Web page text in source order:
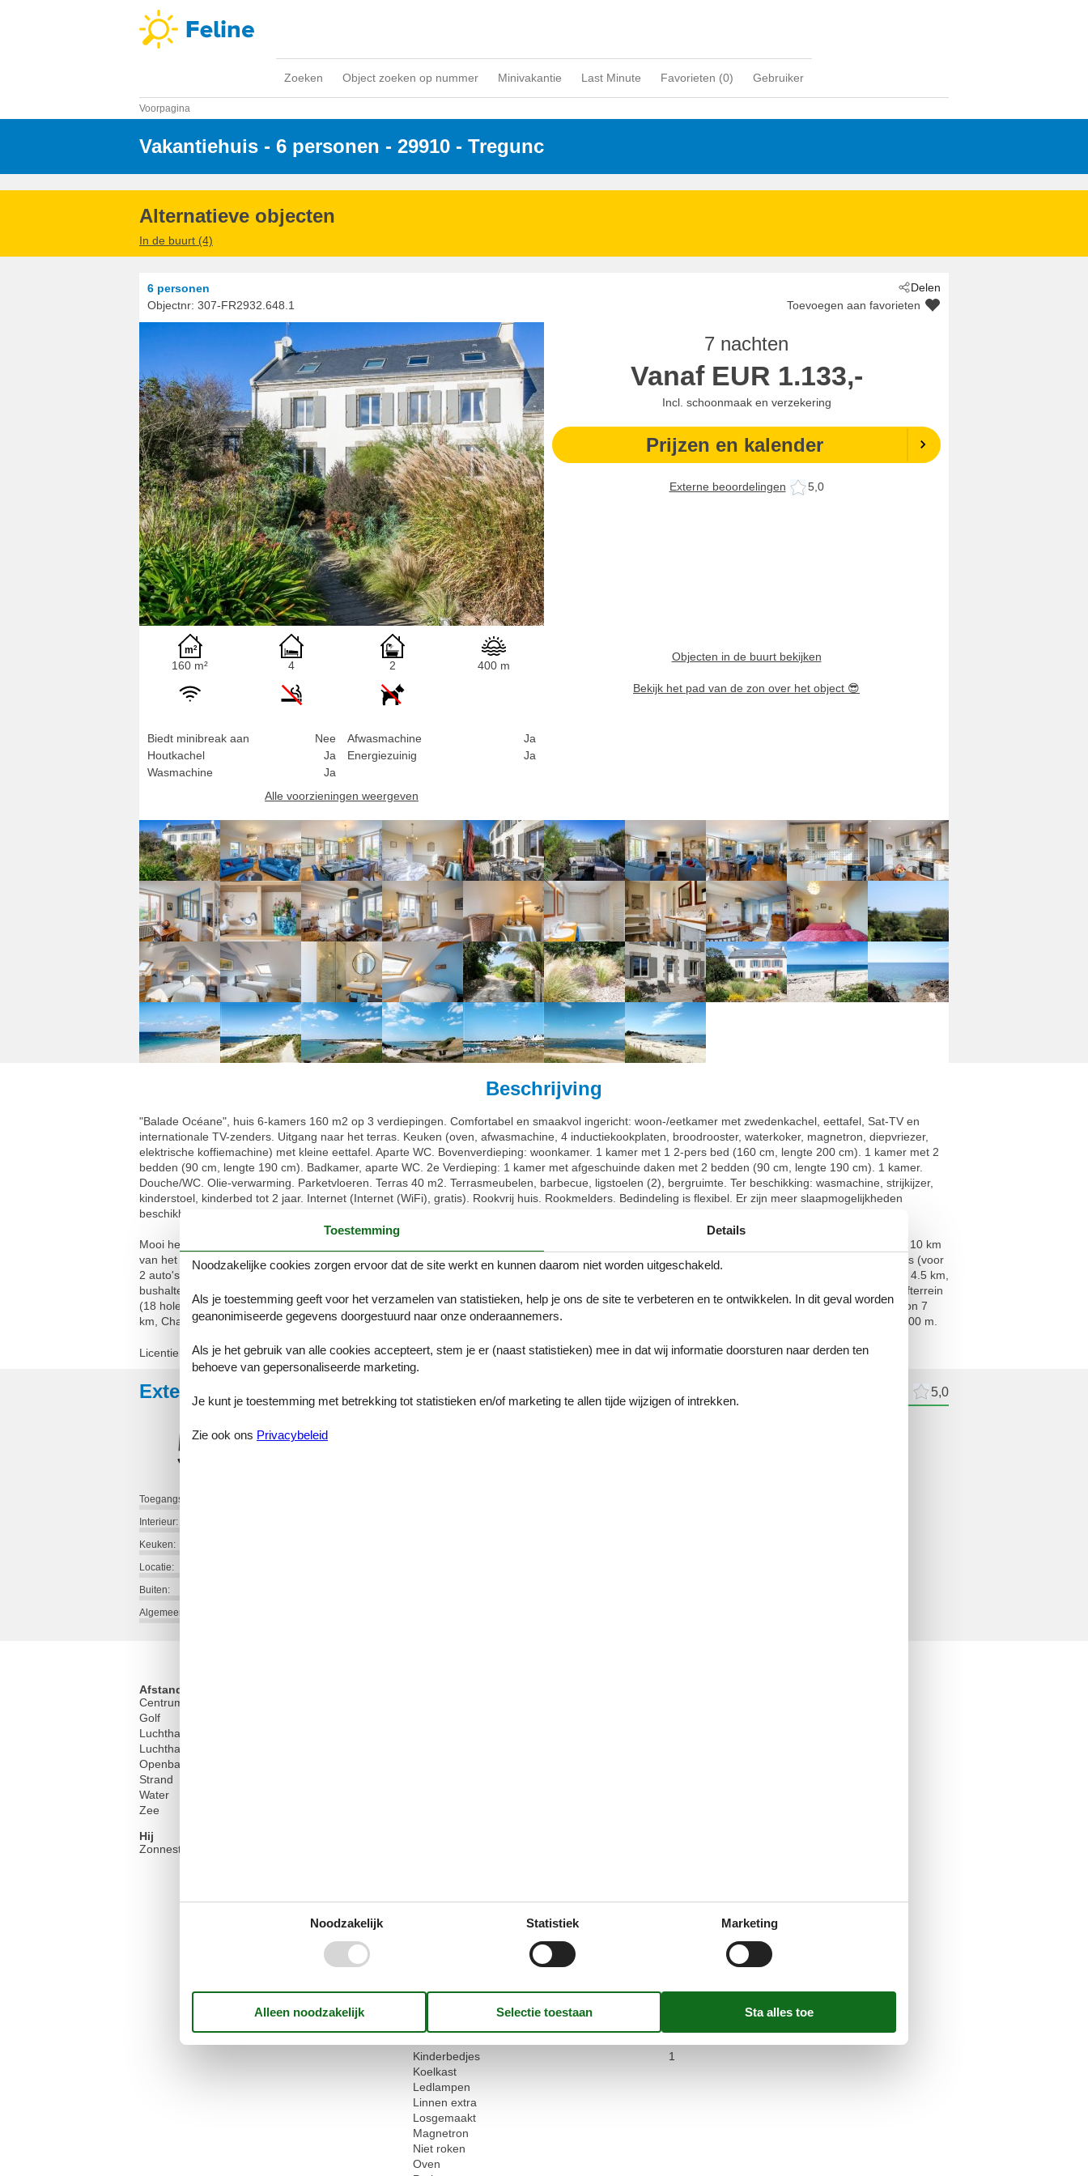
Zoeken Object zoeken op nummer Minivakantie Last Minute Favorieten (0) Gebruiker
Voorpagina
Vakantiehuis - 6 personen - 29910 - Tregunc
Alternatieve objecten
In de buurt (4)
Delen
6 personen
Objectnr: 307-FR2932.648.1 Toevoegen aan favorieten
7 nachten
Vanaf EUR 1.133,-
Incl. schoonmaak en verzekering
Prijzen en kalender
Externe beoordelingen 5,0
160 m² 4 2 400 m
Biedt minibreak aan
Nee
Houtkachel
Ja
Wasmachine
Ja
Afwasmachine
Ja
Energiezuinig
Ja
Alle voorzieningen weergeven
Objecten in de buurt bekijken
Bekijk het pad van de zon over het object 😎
Beschrijving
"Balade Océane", huis 6-kamers 160 m2 op 3 verdiepingen. Comfortabel en smaakvol ingericht: woon-/eetkamer met zwedenkachel, eettafel, Sat-TV en
internationale TV-zenders. Uitgang naar het terras. Keuken (oven, afwasmachine, 4 inductiekookplaten, broodrooster, waterkoker, magnetron, diepvriezer,
elektrische koffiemachine) met kleine eettafel. Aparte WC. Bovenverdieping: woonkamer. 1 kamer met 1 2-pers bed (160 cm, lengte 200 cm). 1 kamer met 2
bedden (90 cm, lengte 190 cm). Badkamer, aparte WC. 2e Verdieping: 1 kamer met afgeschuinde daken met 2 bedden (90 cm, lengte 190 cm). 1 kamer.
Douche/WC. Olie-verwarming. Parketvloeren. Terras 40 m2. Terrasmeubelen, barbecue, ligstoelen (2), bergruimte. Ter beschikking: wasmachine, strijkijzer,
kinderstoel, kinderbed tot 2 jaar. Internet (Internet (WiFi), gratis). Rookvrij huis. Rookmelders. Bedindeling is flexibel. Er zijn meer slaapmogelijkheden
beschikbaar dan het maximaal toegestane aantal personen dat echter niet mag worden overschreden. 92913470800015
Mooi herenhuis "Balade Océane", aangebouwd, uit de 19e eeuw, gerenoveerd in 2018. In het gehucht Kerdallé, 4.5 km van het centrum van Trégunc, 10 km
van het centrum van Concarneau, 400 m van zee, 400 m van het strand. Voor alleengebruik: terrein 300 m2, verzorgde tuin met planten, parkeerplaats (voor
2 auto's) op het terrein. Winkel 4.5 km, levensmiddelenwinkel 4.5 km, supermarkt 5 km, winkelcentrum 11 km, restaurant 4.5 km, bakkerij 4.5 km, café 4.5 km,
bushalte 4.4 km, zandstrand "Plage de Kerdallé" 400 m, overdekt zwembad 8 km, thermaalbad "Thalasso Concarneau" 11 km. Jachthaven 12 km, golfterrein
(18 holes) 16 km, surfschool 3.5 km, zeilschool 3.5 km, wandelroutes 300 m vanaf het huis. Attracties in de buurt: Pont Aven 13 km, Pointe de Trevignon 7
km, Chaumières de Kerascoet 11 km, Quimper 35 km, Locronan 50 km, Concarneau, Ville Close 12 km. Wandelgebied GR34, sentier des douaniers 300 m.
Licentienummer: 92913470800015
Externe beoordelingen 5,0
5,0
Toegangsweg:
Interieur:
Keuken:
Locatie:
Buiten:
Algemeen:
Afstand
Centrum
Golf
Luchthaven LRT
Luchthaven UIP
Openbaar vervoer
Strand
Water
Zee
Hij
Zonnestrand
Geen huisdieren toegestaan
Haard
Kinderbedjes
1
Koelkast
Ledlampen
Linnen extra
Losgemaakt
Magnetron
Niet roken
Oven
Toestemming Details
Noodzakelijke cookies zorgen ervoor dat de site werkt en kunnen daarom niet worden uitgeschakeld.
Als je toestemming geeft voor het verzamelen van statistieken, help je ons de site te verbeteren en te ontwikkelen. In dit geval worden
geanonimiseerde gegevens doorgestuurd naar onze onderaannemers.
Als je het gebruik van alle cookies accepteert, stem je er (naast statistieken) mee in dat wij informatie doorsturen naar derden ten
behoeve van gepersonaliseerde marketing.
Je kunt je toestemming met betrekking tot statistieken en/of marketing te allen tijde wijzigen of intrekken.
Zie ook ons Privacybeleid
Noodzakelijk Statistiek Marketing